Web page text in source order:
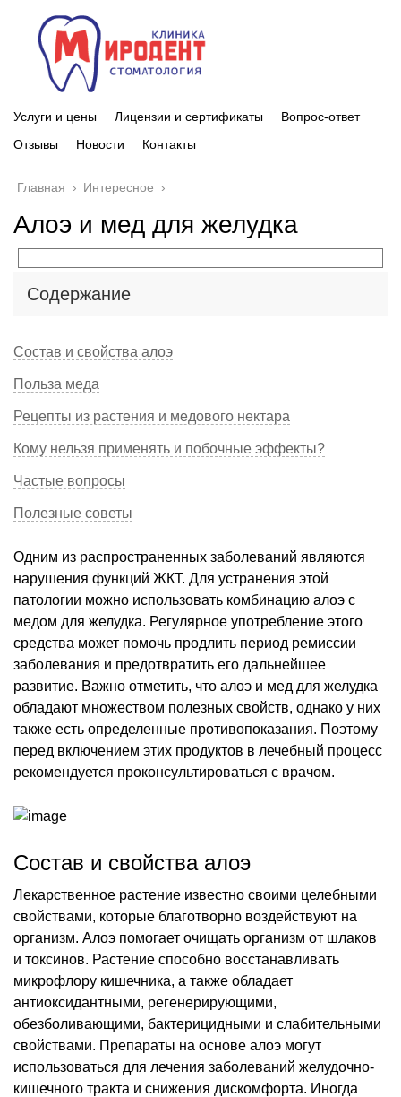
Услуги и цены Лицензии и сертификаты
Вопрос-ответ
Отзывы
Новости Контакты
Главная › Интересное ›
Алоэ и мед для желудка
Содержание
Состав и свойства алоэ
Польза меда
Рецепты из растения и медового нектара
Кому нельзя применять и побочные эффекты?
Частые вопросы
Полезные советы
Одним из распространенных заболеваний являются
нарушения функций ЖКТ. Для устранения этой
патологии можно использовать комбинацию алоэ с
медом для желудка. Регулярное употребление этого
средства может помочь продлить период ремиссии
заболевания и предотвратить его дальнейшее
развитие. Важно отметить, что алоэ и мед для желудка
обладают множеством полезных свойств, однако у них
также есть определенные противопоказания. Поэтому
перед включением этих продуктов в лечебный процесс
рекомендуется проконсультироваться с врачом.
Состав и свойства алоэ
Лекарственное растение известно своими целебными
свойствами, которые благотворно воздействуют на
организм. Алоэ помогает очищать организм от шлаков
и токсинов. Растение способно восстанавливать
микрофлору кишечника, а также обладает
антиоксидантными, регенерирующими,
обезболивающими, бактерицидными и слабительными
свойствами. Препараты на основе алоэ могут
использоваться для лечения заболеваний желудочно-
кишечного тракта и снижения дискомфорта. Иногда